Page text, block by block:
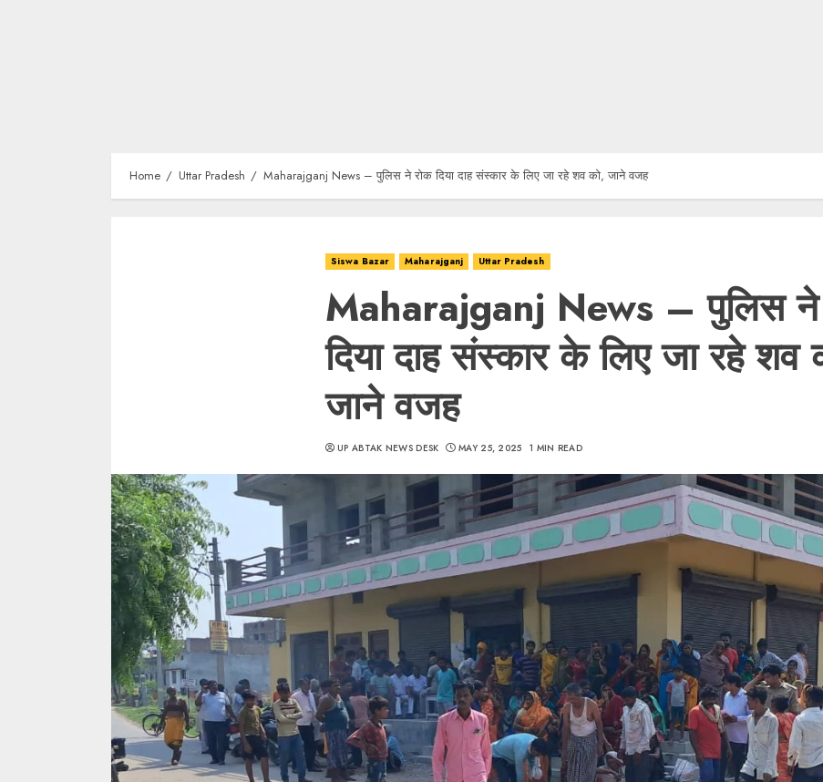
Home Uttar Pradesh Maharajganj News – पुलिस ने रोक दिया दाह संस्कार के लिए जा रहे शव को, जाने वजह
Siswa Bazar Maharajganj Uttar Pradesh
Maharajganj News – पुलिस ने
दिया दाह संस्कार के लिए जा रहे शव
जाने वजह
UP ABTAK NEWS DESK MAY 25, 2025 1 MIN READ